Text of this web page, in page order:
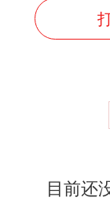
目前还